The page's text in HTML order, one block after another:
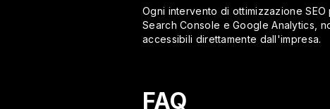
Ogni intervento di ottimizzazione
Search Console e Google Analytics,
accessibili direttamente dall'impresa.
FAQ